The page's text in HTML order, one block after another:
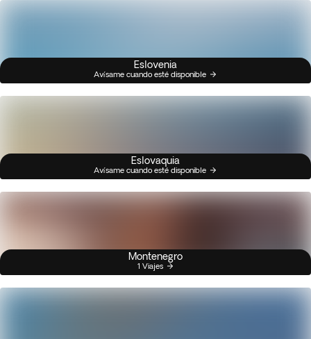
Eslovenia
Avísame cuando esté disponible
Eslovaquia
Avísame cuando esté disponible
Montenegro
1 Viajes